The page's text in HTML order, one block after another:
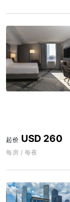
起价 USD 260
每房 / 每夜